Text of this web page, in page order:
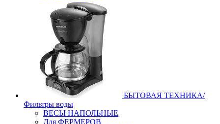
БЫТОВАЯ ТЕХНИКА/
Фильтры воды
ВЕСЫ НАПОЛЬНЫЕ
Для ФЕРМЕРОВ